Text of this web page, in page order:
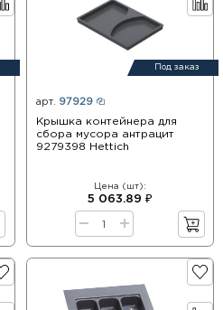
Под заказ
арт. 97929
Крышка контейнера для
сбора мусора антрацит
9279398 Hettich
Цена (шт):
5 063.89 ₽